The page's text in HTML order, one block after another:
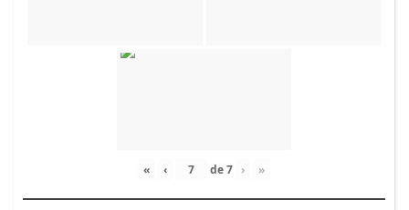
« ‹ de7 › »